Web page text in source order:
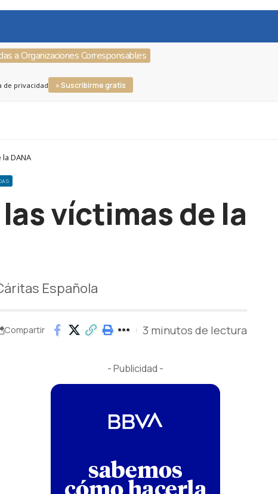
a Organizaciones Corresponsables
de privacidad » Suscribirme gratis
DANA
víctimas de la
Española
Compartir 3 minutos de lectura
- Publicidad -